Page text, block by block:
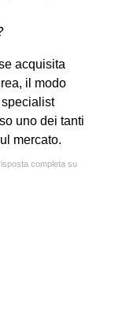
acquisita
il modo
uno dei tanti
mercato.
completa su